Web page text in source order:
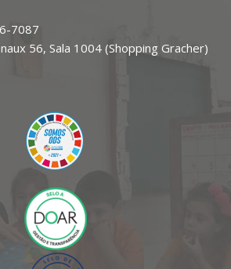
7087
56, Sala 1004 (Shopping Gracher)